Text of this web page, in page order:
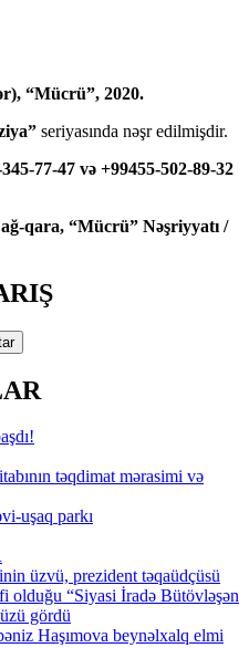
“Mücrü”, 2020.
seriyasında nəşr edilmişdir.
77-47 və +99455-502-89-32
qara, “Mücrü” Nəşriyyatı /
təqdimat mərasimi və
uşaq parkı
üzvü, prezident təqaüdçüsü
“Siyasi İradə Bütövləşən
gördü
Haşımova beynəlxalq elmi